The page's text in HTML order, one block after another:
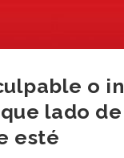
o
lado
esté